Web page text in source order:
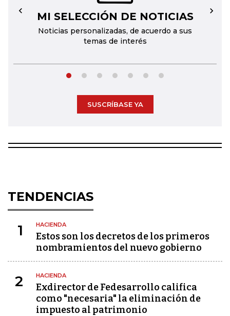
MI SELECCIÓN DE NOTICIAS
Noticias personalizadas, de acuerdo a sus
temas de interés
← →
SUSCRÍBASE YA
TENDENCIAS
1 HACIENDA
Estos son los decretos de los primeros
nombramientos del nuevo gobierno
2 HACIENDA
Exdirector de Fedesarrollo califica
como "necesaria" la eliminación de
impuesto al patrimonio